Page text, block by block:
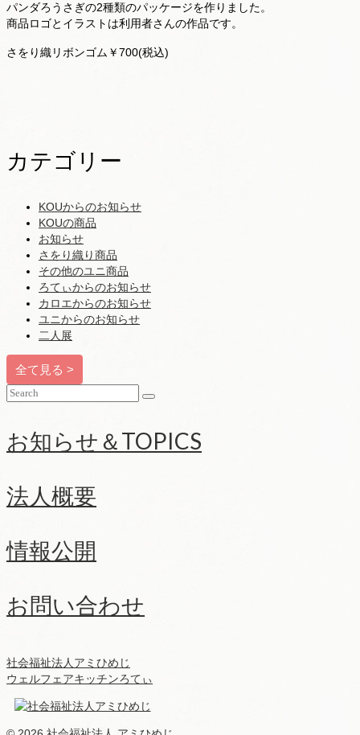
パンダろうさぎの2種類のパッケージを作りました。
商品ロゴとイラストは利用者さんの作品です。
さをり織リボンゴム￥700(税込)
カテゴリー
KOUからのお知らせ
KOUの商品
お知らせ
さをり織り商品
その他のユニ商品
ろてぃからのお知らせ
カロエからのお知らせ
ユニからのお知らせ
二人展
全て見る >
Search
お知らせ＆TOPICS
法人概要
情報公開
お問い合わせ
社会福祉法人アミひめじ
ウェルフェアキッチンろてぃ